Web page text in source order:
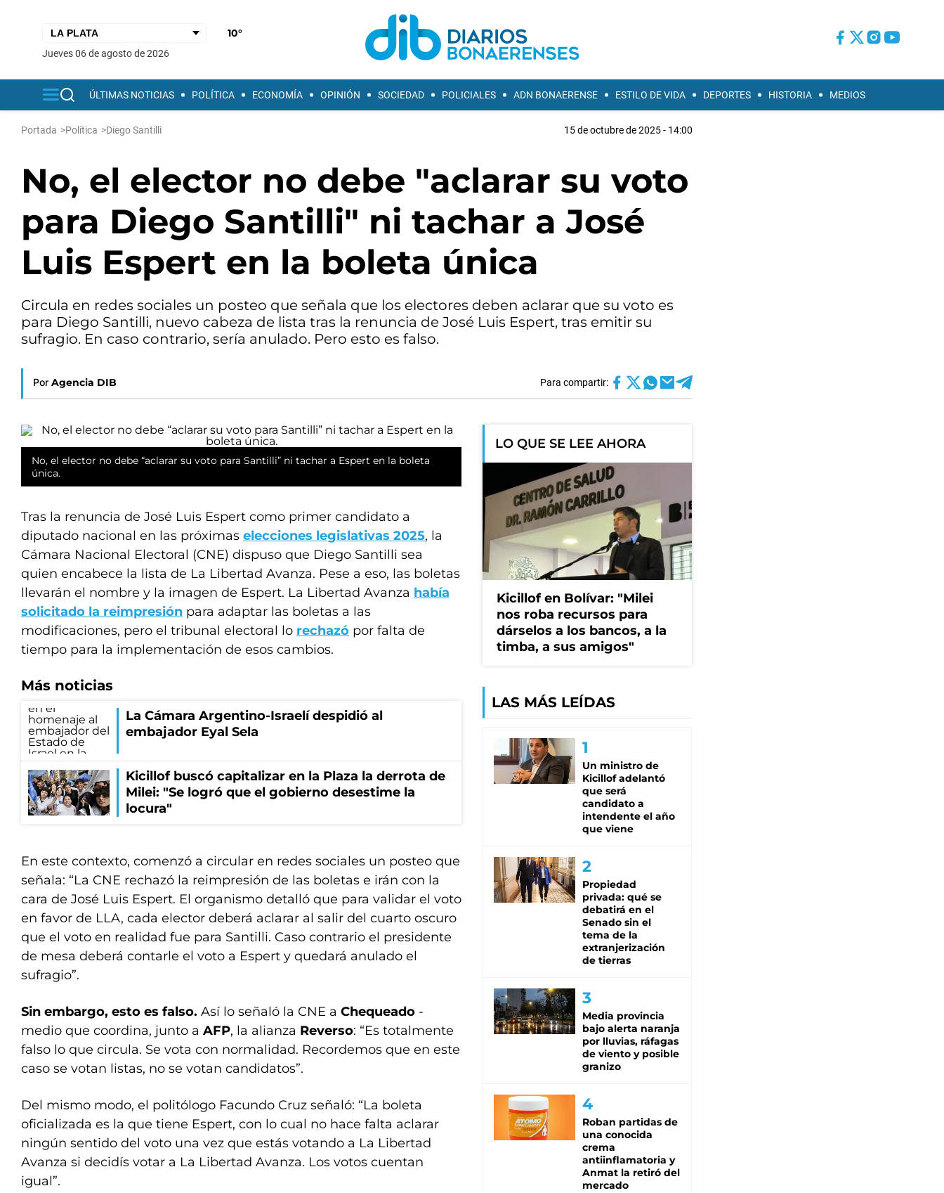
10°
jueves 06 de agosto de 2026
ÚLTIMAS NOTICIAS POLÍTICA ECONOMÍA OPINIÓN SOCIEDAD POLICIALES ADN BONAERENSE ESTILO DE VIDA DEPORTES HISTORIA MEDIOS
Portada >Política >Diego Santilli 15 de octubre de 2025 - 14:00
No, el elector no debe "aclarar su voto
para Diego Santilli" ni tachar a José
Luis Espert en la boleta única
Circula en redes sociales un posteo que señala que los electores deben aclarar que su voto es
para Diego Santilli, nuevo cabeza de lista tras la renuncia de José Luis Espert, tras emitir su
sufragio. En caso contrario, sería anulado. Pero esto es falso.
Por Agencia DIB Para compartir:
No, el elector no debe “aclarar su voto para Santilli” ni tachar a Espert en la boleta
única.
Tras la renuncia de José Luis Espert como primer candidato a
diputado nacional en las próximas elecciones legislativas 2025, la
Cámara Nacional Electoral (CNE) dispuso que Diego Santilli sea
quien encabece la lista de La Libertad Avanza. Pese a eso, las boletas
llevarán el nombre y la imagen de Espert. La Libertad Avanza había
solicitado la reimpresión para adaptar las boletas a las
modificaciones, pero el tribunal electoral lo rechazó por falta de
tiempo para la implementación de esos cambios.
Más noticias
La Cámara Argentino-Israelí despidió al
embajador Eyal Sela
Kicillof buscó capitalizar en la Plaza la derrota de
Milei: "Se logró que el gobierno desestime la
locura"
En este contexto, comenzó a circular en redes sociales un posteo que
señala: “La CNE rechazó la reimpresión de las boletas e irán con la
cara de José Luis Espert. El organismo detalló que para validar el voto
en favor de LLA, cada elector deberá aclarar al salir del cuarto oscuro
que el voto en realidad fue para Santilli. Caso contrario el presidente
de mesa deberá contarle el voto a Espert y quedará anulado el
sufragio”.
Sin embargo, esto es falso. Así lo señaló la CNE a Chequeado -
medio que coordina, junto a AFP, la alianza Reverso: “Es totalmente
falso lo que circula. Se vota con normalidad. Recordemos que en este
caso se votan listas, no se votan candidatos”.
Del mismo modo, el politólogo Facundo Cruz señaló: “La boleta
oficializada es la que tiene Espert, con lo cual no hace falta aclarar
ningún sentido del voto una vez que estás votando a La Libertad
Avanza si decidís votar a La Libertad Avanza. Los votos cuentan
igual”.
LO QUE SE LEE AHORA
Kicillof en Bolívar: "Milei
nos roba recursos para
dárselos a los bancos, a la
timba, a sus amigos"
LAS MÁS LEÍDAS
Un ministro de
Kicillof adelantó
que será
candidato a
intendente el año
que viene
Propiedad
privada: qué se
debatirá en el
Senado sin el
tema de la
extranjerización
de tierras
Media provincia
bajo alerta naranja
por lluvias, ráfagas
de viento y posible
granizo
Roban partidas de
una conocida
crema
antiinflamatoria y
Anmat la retiró del
mercado